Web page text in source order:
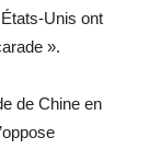
Unis ont
».
de Chine en